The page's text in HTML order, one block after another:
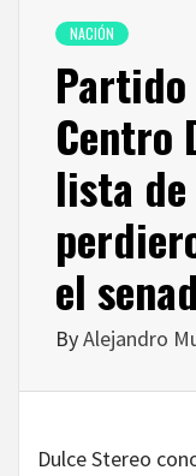
NACIÓN
Partido
Centro
lista de
el
ByAlejandro
Dulce Stereo